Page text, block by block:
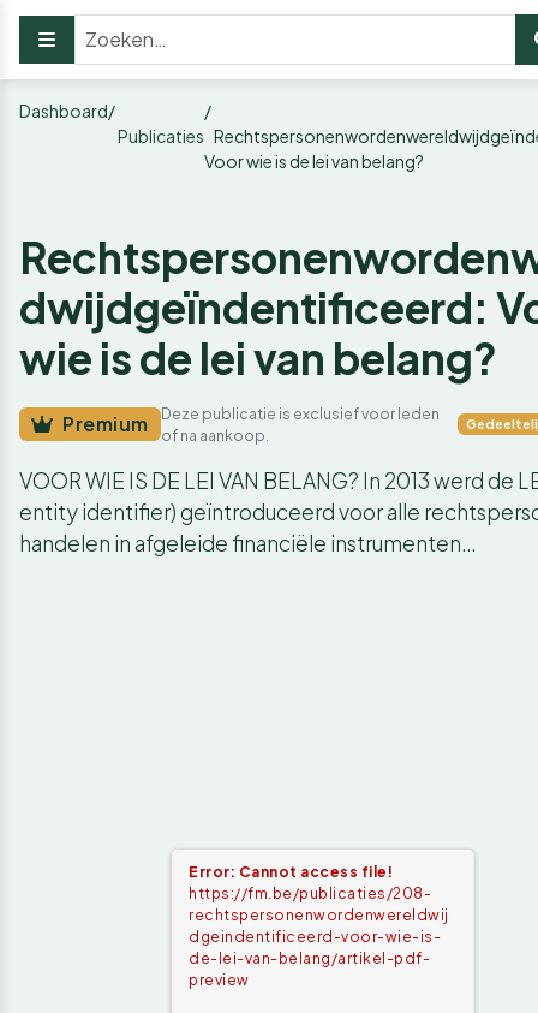
Dashboard
Publicaties
Voor wie is de lei van belang?
dwijdgeïndentificeerd:
wie is de lei van belang?
Premium
Deze publicatie is exclusief voor leden
of na aankoop.
VOOR WIE IS DE LEI VAN BELANG? In 2013 werd de
entity identifier) geïntroduceerd voor alle
handelen in afgeleide financiële instrumenten…
Error: Cannot access file!
https://fm.be/publicaties/208-
rechtspersonenwordenwereldwij
dgeindentificeerd-voor-wie-is-
de-lei-van-belang/artikel-pdf-
preview